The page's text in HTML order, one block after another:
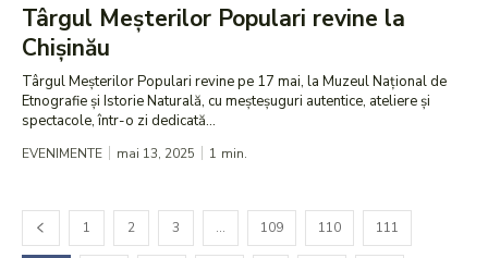
Târgul Meșterilor Populari revine la
Chișinău
Târgul Meșterilor Populari revine pe 17 mai, la Muzeul Național de
Etnografie și Istorie Naturală, cu meșteșuguri autentice, ateliere și
spectacole, într-o zi dedicată...
EVENIMENTE mai 13, 2025 1 min.
1 2 3 … 109 110 111